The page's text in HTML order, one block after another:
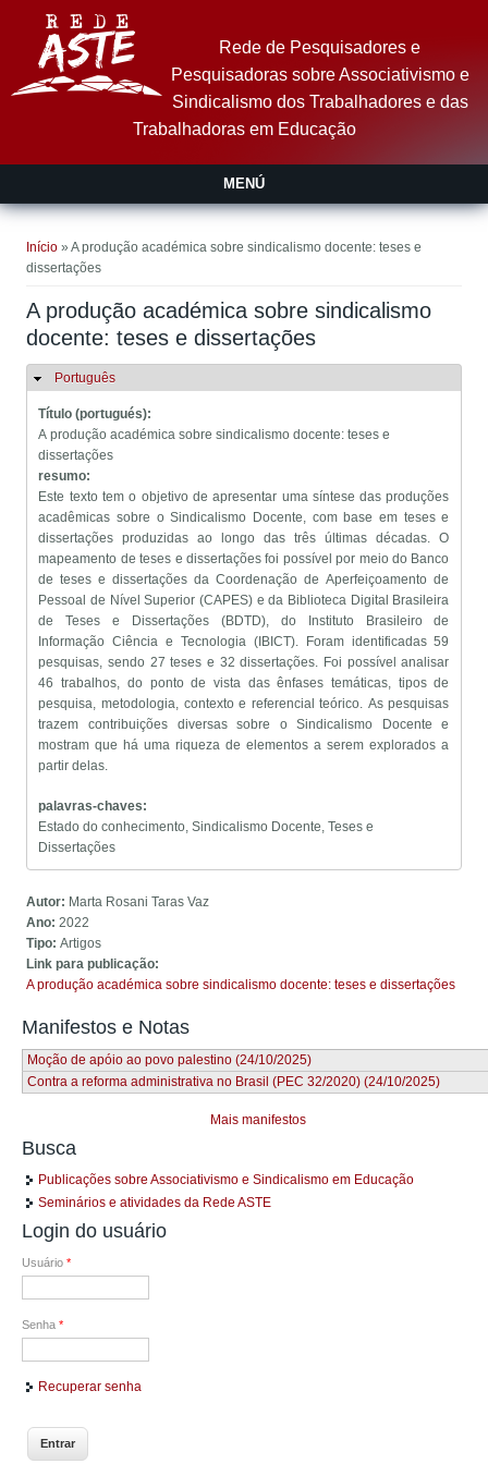
Rede de Pesquisadores e
Pesquisadoras sobre Associativismo e
Sindicalismo dos Trabalhadores e das
Trabalhadoras em Educação
MENÚ
Início » A produção académica sobre sindicalismo docente: teses e
dissertações
A produção académica sobre sindicalismo
docente: teses e dissertações
Ocultar
Português
Título (portugués):
A produção académica sobre sindicalismo docente: teses e
dissertações
resumo:
Este texto tem o objetivo de apresentar uma síntese das produções
acadêmicas sobre o Sindicalismo Docente, com base em teses e
dissertações produzidas ao longo das três últimas décadas. O
mapeamento de teses e dissertações foi possível por meio do Banco
de teses e dissertações da Coordenação de Aperfeiçoamento de
Pessoal de Nível Superior (CAPES) e da Biblioteca Digital Brasileira
de Teses e Dissertações (BDTD), do Instituto Brasileiro de
Informação Ciência e Tecnologia (IBICT). Foram identificadas 59
pesquisas, sendo 27 teses e 32 dissertações. Foi possível analisar
46 trabalhos, do ponto de vista das ênfases temáticas, tipos de
pesquisa, metodologia, contexto e referencial teórico. As pesquisas
trazem contribuições diversas sobre o Sindicalismo Docente e
mostram que há uma riqueza de elementos a serem explorados a
partir delas.
palavras-chaves:
Estado do conhecimento, Sindicalismo Docente, Teses e
Dissertações
Autor: Marta Rosani Taras Vaz
Ano:2022
Tipo:Artigos
Link para publicação:
A produção académica sobre sindicalismo docente: teses e dissertações
Manifestos e Notas
Moção de apóio ao povo palestino (24/10/2025)
Contra a reforma administrativa no Brasil (PEC 32/2020) (24/10/2025)
Mais manifestos
Busca
Publicações sobre Associativismo e Sindicalismo em Educação
Seminários e atividades da Rede ASTE
Login do usuário
Usuário *
Senha *
Recuperar senha